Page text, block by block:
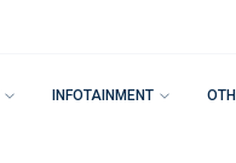
INFOTAINMENT